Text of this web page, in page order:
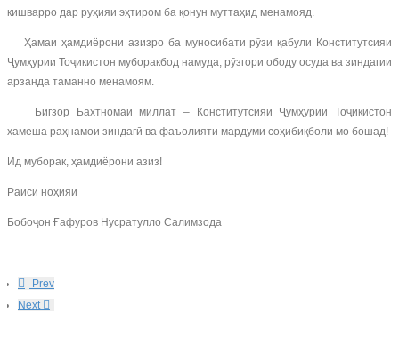
кишварро дар руҳияи эҳтиром ба қонун муттаҳид менамояд.
Ҳамаи ҳамдиёрони азизро ба муносибати рӯзи қабули Конститутсияи
Ҷумҳурии Тоҷикистон муборакбод намуда, рӯзгори ободу осуда ва зиндагии
арзанда таманно менамоям.
Бигзор Бахтномаи миллат – Конститутсияи Ҷумҳурии Тоҷикистон
ҳамеша раҳнамои зиндагӣ ва фаъолияти мардуми соҳибиқболи мо бошад!
Ид муборак, ҳамдиёрони азиз!
Раиси ноҳияи
Бобоҷон Ғафуров Нусратулло Салимзода
Prev
Next